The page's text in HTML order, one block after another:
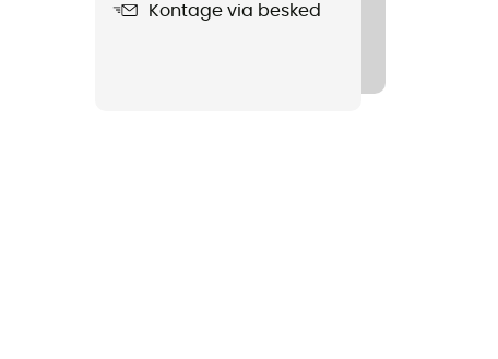
Kontage via besked